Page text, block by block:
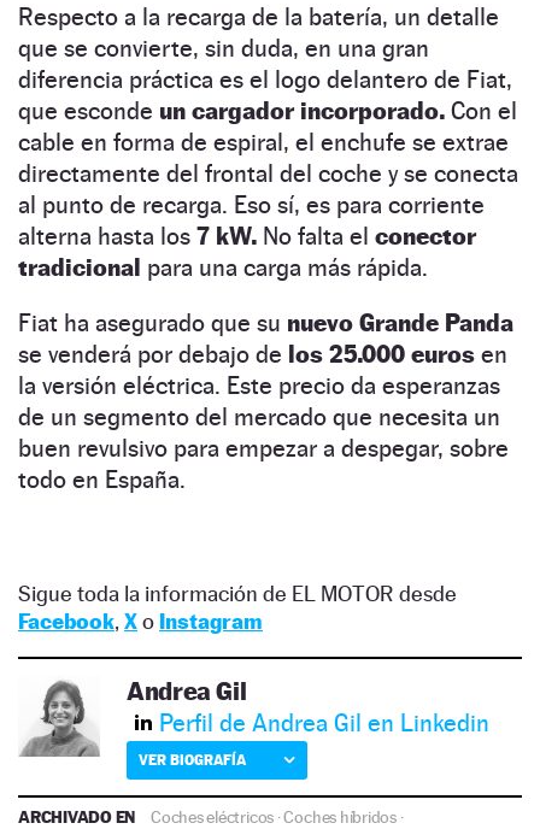
Respecto a la recarga de la batería, un detalle
que se convierte, sin duda, en una gran
diferencia práctica es el logo delantero de Fiat,
que esconde un cargador incorporado. Con el
cable en forma de espiral, el enchufe se extrae
directamente del frontal del coche y se conecta
al punto de recarga. Eso sí, es para corriente
alterna hasta los 7 kW. No falta el conector
tradicional para una carga más rápida.
Fiat ha asegurado que su nuevo Grande Panda
se venderá por debajo de los 25.000 euros en
la versión eléctrica. Este precio da esperanzas
de un segmento del mercado que necesita un
buen revulsivo para empezar a despegar, sobre
todo en España.
Sigue toda la información de EL MOTOR desde
Facebook, Xo Instagram
Andrea Gil
Perfil de Andrea Gil en Linkedin
VER BIOGRAFÍA
ARCHIVADO EN Coches eléctricos ·Coches híbridos·